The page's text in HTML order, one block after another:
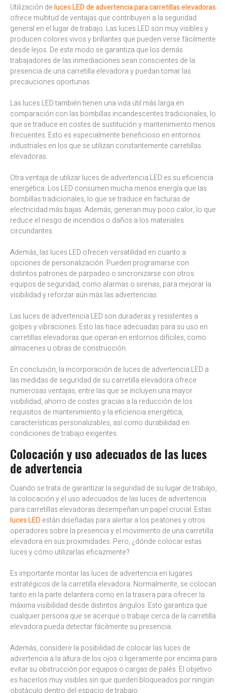
Utilización deluces LED de advertencia para carretillas elevadoras
ofrece multitud de ventajas que contribuyen a la seguridad
general en el lugar de trabajo. Las luces LED son muy visibles y
producen colores vivos y brillantes que pueden verse fácilmente
desde lejos. De este modo se garantiza que los demás
trabajadores de las inmediaciones sean conscientes de la
presencia de una carretilla elevadora y puedan tomar las
precauciones oportunas.
Las luces LED también tienen una vida útil más larga en
comparación con las bombillas incandescentes tradicionales, lo
que se traduce en costes de sustitución y mantenimiento menos
frecuentes. Esto es especialmente beneficioso en entornos
industriales en los que se utilizan constantemente carretillas
elevadoras.
Otra ventaja de utilizar luces de advertencia LED es su eficiencia
energética. Los LED consumen mucha menos energía que las
bombillas tradicionales, lo que se traduce en facturas de
electricidad más bajas. Además, generan muy poco calor, lo que
reduce el riesgo de incendios o daños a los materiales
circundantes.
Además, las luces LED ofrecen versatilidad en cuanto a
opciones de personalización. Pueden programarse con
distintos patrones de parpadeo o sincronizarse con otros
equipos de seguridad, como alarmas o sirenas, para mejorar la
visibilidad y reforzar aún más las advertencias.
Las luces de advertencia LED son duraderas y resistentes a
golpes y vibraciones. Esto las hace adecuadas para su uso en
carretillas elevadoras que operan en entornos difíciles, como
almacenes u obras de construcción.
En conclusión, la incorporación de luces de advertencia LED a
las medidas de seguridad de su carretilla elevadora ofrece
numerosas ventajas, entre las que se incluyen una mayor
visibilidad, ahorro de costes gracias a la reducción de los
requisitos de mantenimiento y la eficiencia energética,
características personalizables, así como durabilidad en
condiciones de trabajo exigentes.
Colocación y uso adecuados de las luces
de advertencia
Cuando se trata de garantizar la seguridad de su lugar de trabajo,
la colocación y el uso adecuados de las luces de advertencia
para carretillas elevadoras desempeñan un papel crucial. Estas
luces LED están diseñadas para alertar a los peatones y otros
operadores sobre la presencia y el movimiento de una carretilla
elevadora en sus proximidades. Pero, ¿dónde colocar estas
luces y cómo utilizarlas eficazmente?
Es importante montar las luces de advertencia en lugares
estratégicos de la carretilla elevadora. Normalmente, se colocan
tanto en la parte delantera como en la trasera para ofrecer la
máxima visibilidad desde distintos ángulos. Esto garantiza que
cualquier persona que se acerque o trabaje cerca de la carretilla
elevadora pueda detectar fácilmente su presencia.
Además, considere la posibilidad de colocar las luces de
advertencia a la altura de los ojos o ligeramente por encima para
evitar su obstrucción por equipos o cargas de palés. El objetivo
es hacerlos muy visibles sin que queden bloqueados por ningún
obstáculo dentro del espacio de trabajo.